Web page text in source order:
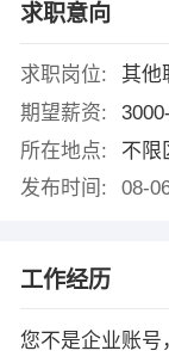
求职意向
求职岗位:
其他
期望薪资:
所在地点:
不限
发布时间:
08-
工作经历
您不是企业账号